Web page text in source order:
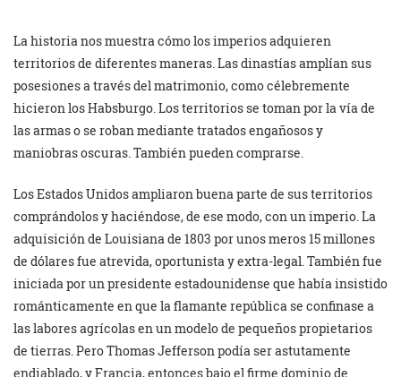
La historia nos muestra cómo los imperios adquieren
territorios de diferentes maneras. Las dinastías amplían sus
posesiones a través del matrimonio, como célebremente
hicieron los Habsburgo. Los territorios se toman por la vía de
las armas o se roban mediante tratados engañosos y
maniobras oscuras. También pueden comprarse.
Los Estados Unidos ampliaron buena parte de sus territorios
comprándolos y haciéndose, de ese modo, con un imperio. La
adquisición de Louisiana de 1803 por unos meros 15 millones
de dólares fue atrevida, oportunista y extra-legal. También fue
iniciada por un presidente estadounidense que había insistido
románticamente en que la flamante república se confinase a
las labores agrícolas en un modelo de pequeños propietarios
de tierras. Pero Thomas Jefferson podía ser astutamente
endiablado, y Francia, entonces bajo el firme dominio de